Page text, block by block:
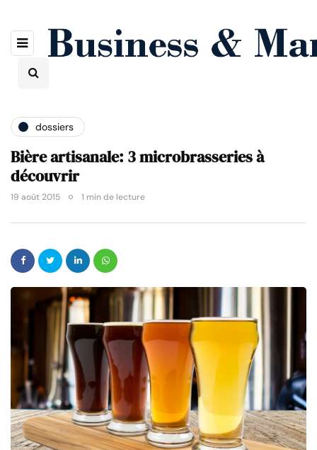
dossiers
Bière artisanale: 3 microbrasseries à
découvrir
19 août 2015 1 min de lecture